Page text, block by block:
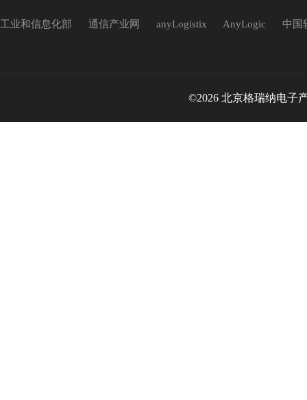
工业和信息化部 通信产业网 anyLogistix AnyLogic 中国
©2026 北京格瑞纳电子